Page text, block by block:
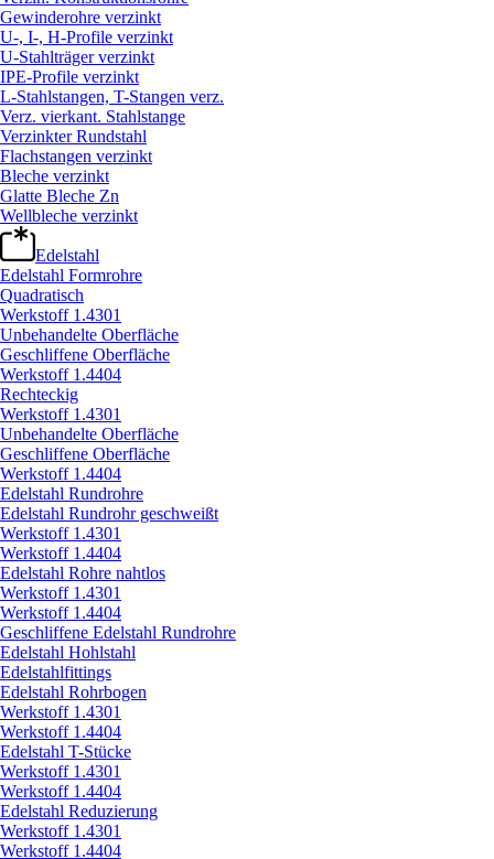
Gewinderohre verzinkt
U-, I-, H-Profile verzinkt
U-Stahlträger verzinkt
IPE-Profile verzinkt
L-Stahlstangen, T-Stangen verz.
Verz. vierkant. Stahlstange
Verzinkter Rundstahl
Flachstangen verzinkt
Bleche verzinkt
Glatte Bleche Zn
Wellbleche verzinkt
Edelstahl
Edelstahl Formrohre
Quadratisch
Werkstoff 1.4301
Unbehandelte Oberfläche
Geschliffene Oberfläche
Werkstoff 1.4404
Rechteckig
Werkstoff 1.4301
Unbehandelte Oberfläche
Geschliffene Oberfläche
Werkstoff 1.4404
Edelstahl Rundrohre
Edelstahl Rundrohr geschweißt
Werkstoff 1.4301
Werkstoff 1.4404
Edelstahl Rohre nahtlos
Werkstoff 1.4301
Werkstoff 1.4404
Geschliffene Edelstahl Rundrohre
Edelstahl Hohlstahl
Edelstahlfittings
Edelstahl Rohrbogen
Werkstoff 1.4301
Werkstoff 1.4404
Edelstahl T-Stücke
Werkstoff 1.4301
Werkstoff 1.4404
Edelstahl Reduzierung
Werkstoff 1.4301
Werkstoff 1.4404